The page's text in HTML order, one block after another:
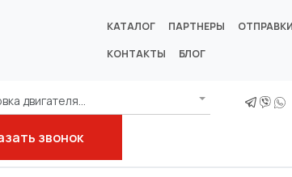
КАТАЛОГ ПАРТНЕРЫ ОТПРАВКИ
КОНТАКТЫ
БЛОГ
двигателя...
звонок